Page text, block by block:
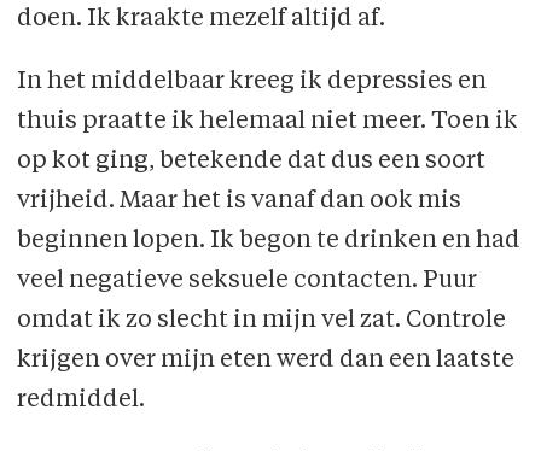
doen. Ik kraakte mezelf altijd af.
In het middelbaar kreeg ik depressies en
thuis praatte ik helemaal niet meer. Toen ik
op kot ging, betekende dat dus een soort
vrijheid. Maar het is vanaf dan ook mis
beginnen lopen. Ik begon te drinken en had
veel negatieve seksuele contacten. Puur
omdat ik zo slecht in mijn vel zat. Controle
krijgen over mijn eten werd dan een laatste
redmiddel.